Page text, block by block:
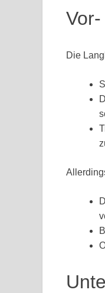
Die